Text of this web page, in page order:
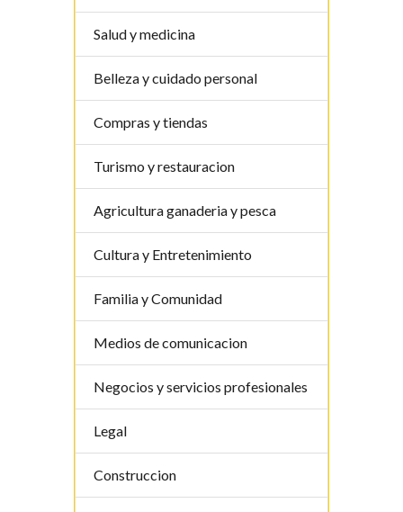
Salud y medicina
Belleza y cuidado personal
Compras y tiendas
Turismo y restauracion
Agricultura ganaderia y pesca
Cultura y Entretenimiento
Familia y Comunidad
Medios de comunicacion
Negocios y servicios profesionales
Legal
Construccion